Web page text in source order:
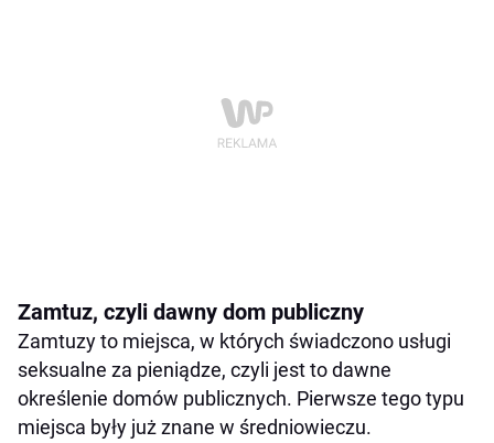
Zamtuz, czyli dawny dom publiczny
Zamtuzy to miejsca, w których świadczono usługi
seksualne za pieniądze, czyli jest to dawne
określenie domów publicznych. Pierwsze tego typu
miejsca były już znane w średniowieczu.